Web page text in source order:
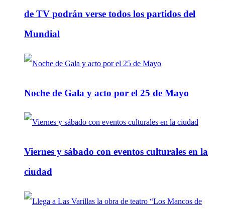
de TV podrán verse todos los partidos del
Mundial
Noche de Gala y acto por el 25 de Mayo
Viernes y sábado con eventos culturales en la
ciudad